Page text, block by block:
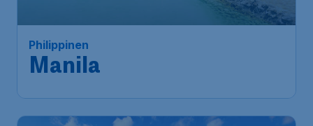
Philippinen
Manila